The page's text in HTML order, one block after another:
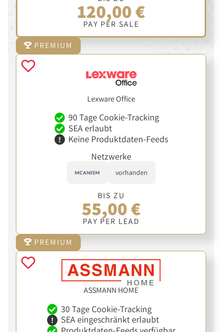
120,00 €
PAY PER SALE
PREMIUM
Lexware Office
90 Tage Cookie-Tracking
SEA erlaubt
Keine Produktdaten-Feeds
Netzwerke
vorhanden
BIS ZU
55,00 €
PAY PER LEAD
PREMIUM
ASSMANN HOME
30 Tage Cookie-Tracking
SEA eingeschränkt erlaubt